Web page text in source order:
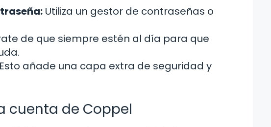
Utiliza un gestor de contraseñas o
de que siempre estén al día para que
Esto añade una capa extra de seguridad y
cuenta de Coppel